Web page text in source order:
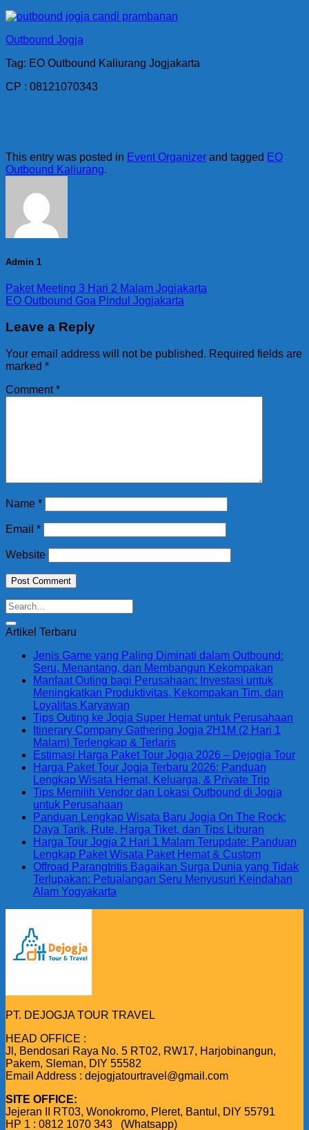
Outbound Jogja
Tag: EO Outbound Kaliurang Jogjakarta
CP : 08121070343
This entry was posted in Event Organizer and tagged EO
Outbound Kaliurang.
Admin 1
Paket Meeting 3 Hari 2 Malam Jogjakarta
EO Outbound Goa Pindul Jogjakarta
Leave a Reply
Your email address will not be published. Required fields are
marked *
Comment*
Name *
Email *
Website
Artikel Terbaru
Jenis Game yang Paling Diminati dalam Outbound:
Seru, Menantang, dan Membangun Kekompakan
Manfaat Outing bagi Perusahaan: Investasi untuk
Meningkatkan Produktivitas, Kekompakan Tim, dan
Loyalitas Karyawan
Tips Outing ke Jogja Super Hemat untuk Perusahaan
Itinerary Company Gathering Jogja 2H1M (2 Hari 1
Malam) Terlengkap & Terlaris
Estimasi Harga Paket Tour Jogja 2026 – Dejogja Tour
Harga Paket Tour Jogja Terbaru 2026: Panduan
Lengkap Wisata Hemat, Keluarga, & Private Trip
Tips Memilih Vendor dan Lokasi Outbound di Jogja
untuk Perusahaan
Panduan Lengkap Wisata Baru Jogja On The Rock:
Daya Tarik, Rute, Harga Tiket, dan Tips Liburan
Harga Tour Jogja 2 Hari 1 Malam Terupdate: Panduan
Lengkap Paket Wisata Paket Hemat & Custom
Offroad Parangtritis Bagaikan Surga Dunia yang Tidak
Terlupakan: Petualangan Seru Menyusuri Keindahan
Alam Yogyakarta
PT. DEJOGJA TOUR TRAVEL
HEAD OFFICE :
Jl, Bendosari Raya No. 5 RT02, RW17, Harjobinangun,
Pakem, Sleman, DIY 55582
Email Address : dejogjatourtravel@gmail.com
SITE OFFICE:
Jejeran II RT03, Wonokromo, Pleret, Bantul, DIY 55791
HP 1 : 0812 1070 343 (Whatsapp)